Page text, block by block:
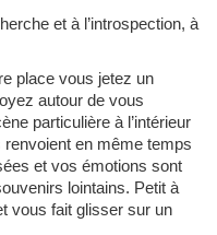
et à l’introspection, à
place vous jetez un
autour de vous
particulière à l’intérieur
en même temps
et vos émotions sont
lointains. Petit à
vous fait glisser sur un